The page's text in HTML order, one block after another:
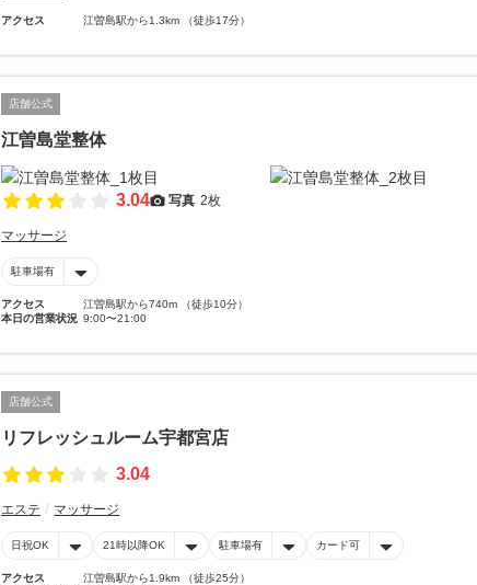
アクセス 江曽島駅から1.3km （徒歩17分）
店舗公式
江曽島堂整体
3.04 写真 2枚
マッサージ
駐車場有
アクセス
江曽島駅から740m （徒歩10分）
本日の営業状況 9:00〜21:00
店舗公式
リフレッシュルーム宇都宮店
3.04
エステ マッサージ
日祝OK 21時以降OK 駐車場有 カード可
アクセス
江曽島駅から1.9km （徒歩25分）